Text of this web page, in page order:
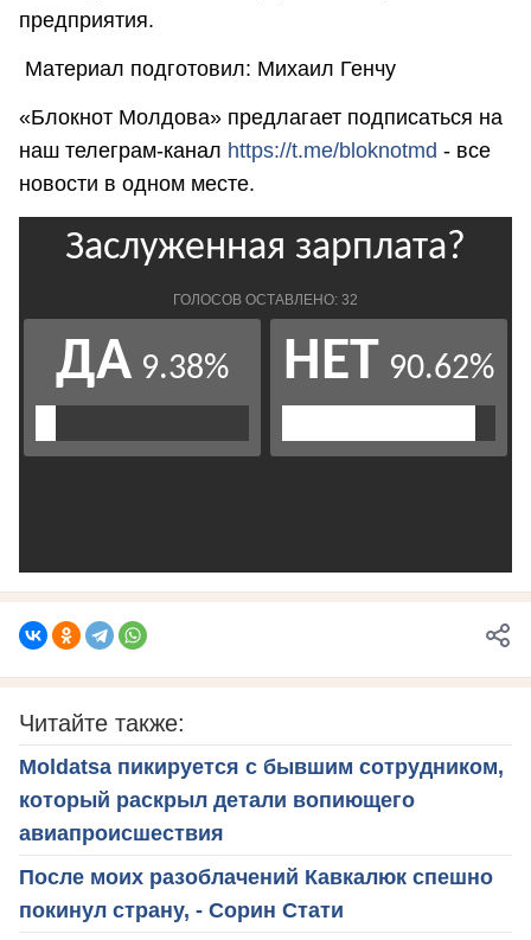
предприятия.
Материал подготовил: Михаил Генчу
«Блокнот Молдова» предлагает подписаться на
наш телеграм-канал https://t.me/bloknotmd - все
новости в одном месте.
Читайте также:
Moldatsa пикируется с бывшим сотрудником,
который раскрыл детали вопиющего
авиапроисшествия
После моих разоблачений Кавкалюк спешно
покинул страну, - Сорин Стати